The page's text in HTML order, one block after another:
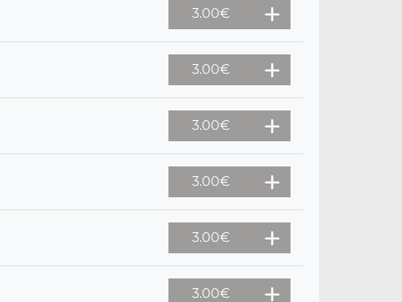
3.00€
3.00€
3.00€
3.00€
3.00€
3.00€